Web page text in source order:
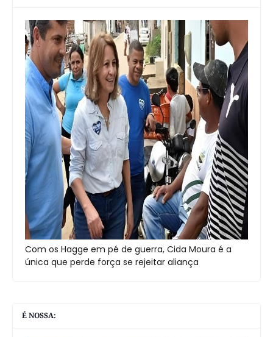
Com os Hagge em pé de guerra, Cida Moura é a
única que perde força se rejeitar aliança
É NOSSA: